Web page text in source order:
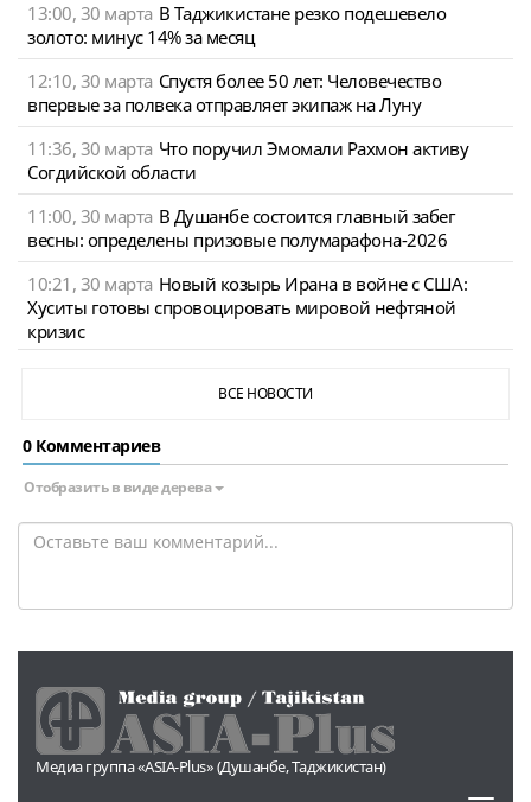
13:00, 30 марта В Таджикистане резко подешевело
золото: минус 14% за месяц
12:10, 30 марта Спустя более 50 лет: Человечество
впервые за полвека отправляет экипаж на Луну
11:36, 30 марта Что поручил Эмомали Рахмон активу
Согдийской области
11:00, 30 марта В Душанбе состоится главный забег
весны: определены призовые полумарафона-2026
10:21, 30 марта Новый козырь Ирана в войне с США:
Хуситы готовы спровоцировать мировой нефтяной
кризис
ВСЕ НОВОСТИ
0 Комментариев
Отобразить в виде дерева
Медиа группа «ASIA-Plus» (Душанбе, Таджикистан)